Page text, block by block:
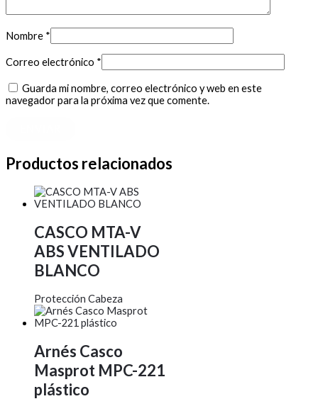
Nombre *
Correo electrónico *
Guarda mi nombre, correo electrónico y web en este
navegador para la próxima vez que comente.
Productos relacionados
CASCO MTA-V
ABS VENTILADO
BLANCO
Protección Cabeza
Arnés Casco
Masprot MPC-221
plástico